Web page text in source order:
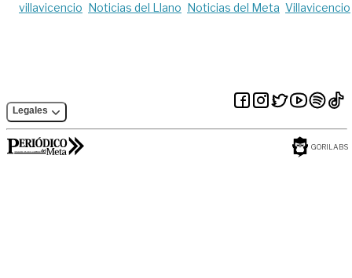
villavicencio Noticias del Llano Noticias del Meta Villavicencio
Legales
GORILABS